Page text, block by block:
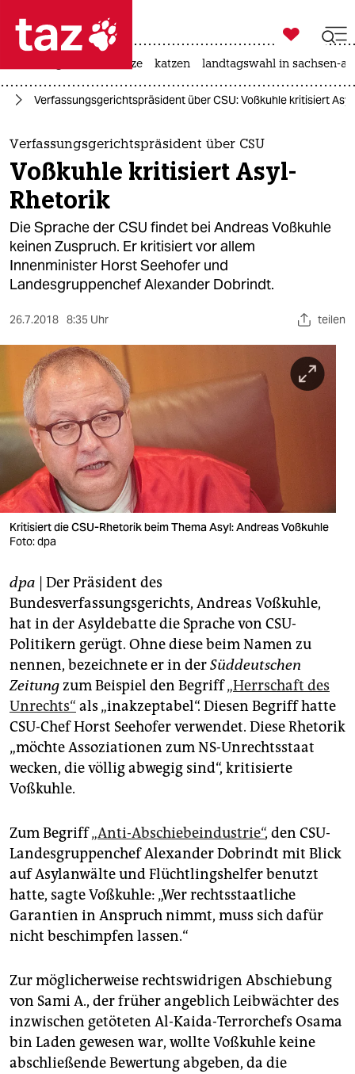
 taz zahl ich
taz zahl ich
themen
politik
öko
gesellschaft
kultur
sport
berlin
nord
wahrheit
verlag
verlag
veranstaltungen
fragen & hilfe
unterstützen
abo
genossenschaft
epaper login

taz zahl ich
hitze katzen landtagswahl in sachsen-
Verfassungsgerichtspräsident über CSU: Voßkuhle kritisiert
Verfassungsgerichtspräsident über CSU
Voßkuhle kritisiert Asyl-
Rhetorik
Die Sprache der CSU findet bei Andreas Voßkuhle
keinen Zuspruch. Er kritisiert vor allem
Innenminister Horst Seehofer und
Landesgruppenchef Alexander Dobrindt.
26.7.2018 8:35 Uhr teilen
Kritisiert die CSU-Rhetorik beim Thema Asyl: Andreas Voßkuhle
Foto: dpa
dpa | Der Präsident des
Bundesverfassungsgerichts, Andreas Voßkuhle,
hat in der Asyldebatte die Sprache von CSU-
Politikern gerügt. Ohne diese beim Namen zu
nennen, bezeichnete er in derSüddeutschen
Zeitungzum Beispiel den Begriff„Herrschaft des
Unrechts“ als „inakzeptabel“. Diesen Begriff hatte
CSU-Chef Horst Seehofer verwendet. Diese Rhetorik
„möchte Assoziationen zum NS-Unrechtsstaat
wecken, die völlig abwegig sind“, kritisierte
Voßkuhle.
Zum Begriff„Anti-Abschiebeindustrie“, den CSU-
Landesgruppenchef Alexander Dobrindt mit Blick
auf Asylanwälte und Flüchtlingshelfer benutzt
hatte, sagte Voßkuhle: „Wer rechtsstaatliche
Garantien in Anspruch nimmt, muss sich dafür
nicht beschimpfen lassen.“
Zur möglicherweise rechtswidrigen Abschiebung
von Sami A., der früher angeblich Leibwächter des
inzwischen getöteten Al-Kaida-Terrorchefs Osama
bin Laden gewesen war, wollte Voßkuhle keine
abschließende Bewertung abgeben, da die